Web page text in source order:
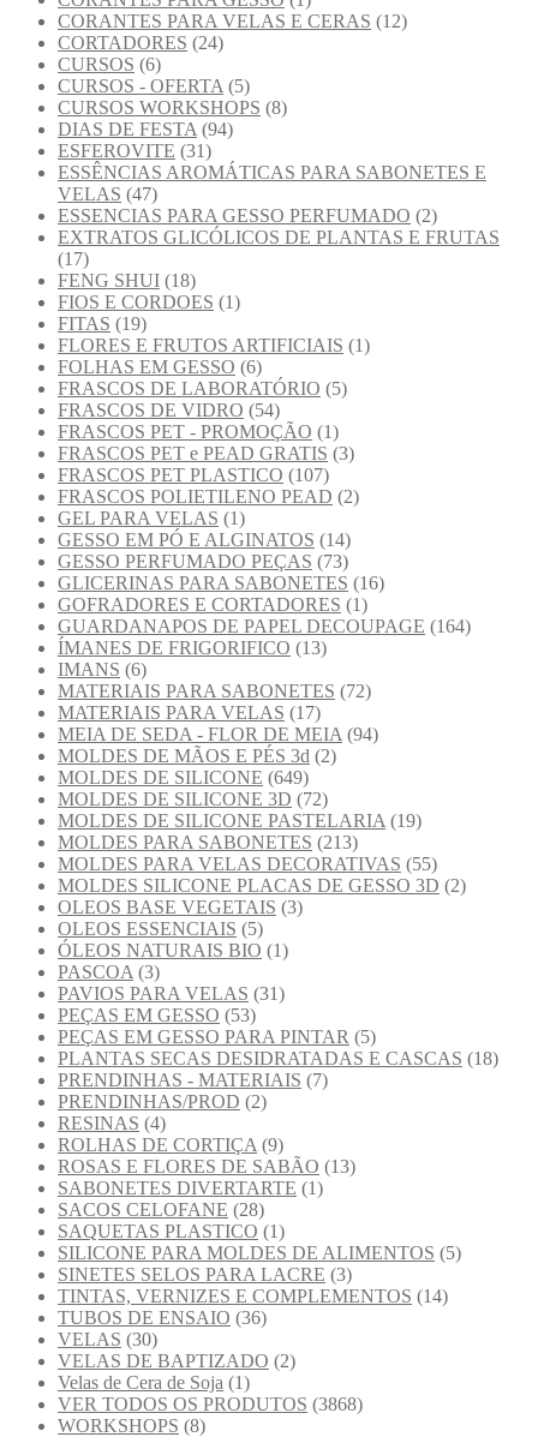
CORANTES PARA VELAS E CERAS (12)
CORTADORES (24)
CURSOS (6)
CURSOS - OFERTA (5)
CURSOS WORKSHOPS (8)
DIAS DE FESTA (94)
ESFEROVITE (31)
ESSÊNCIAS AROMÁTICAS PARA SABONETES E
VELAS (47)
ESSENCIAS PARA GESSO PERFUMADO (2)
EXTRATOS GLICÓLICOS DE PLANTAS E FRUTAS
(17)
FENG SHUI (18)
FIOS E CORDOES (1)
FITAS (19)
FLORES E FRUTOS ARTIFICIAIS (1)
FOLHAS EM GESSO (6)
FRASCOS DE LABORATÓRIO (5)
FRASCOS DE VIDRO (54)
FRASCOS PET - PROMOÇÃO (1)
FRASCOS PET e PEAD GRATIS (3)
FRASCOS PET PLASTICO (107)
FRASCOS POLIETILENO PEAD (2)
GEL PARA VELAS (1)
GESSO EM PÓ E ALGINATOS (14)
GESSO PERFUMADO PEÇAS (73)
GLICERINAS PARA SABONETES (16)
GOFRADORES E CORTADORES (1)
GUARDANAPOS DE PAPEL DECOUPAGE (164)
ÍMANES DE FRIGORIFICO (13)
IMANS (6)
MATERIAIS PARA SABONETES (72)
MATERIAIS PARA VELAS (17)
MEIA DE SEDA - FLOR DE MEIA (94)
MOLDES DE MÃOS E PÉS 3d (2)
MOLDES DE SILICONE (649)
MOLDES DE SILICONE 3D (72)
MOLDES DE SILICONE PASTELARIA (19)
MOLDES PARA SABONETES (213)
MOLDES PARA VELAS DECORATIVAS (55)
MOLDES SILICONE PLACAS DE GESSO 3D (2)
OLEOS BASE VEGETAIS (3)
OLEOS ESSENCIAIS (5)
ÓLEOS NATURAIS BIO (1)
PASCOA (3)
PAVIOS PARA VELAS (31)
PEÇAS EM GESSO (53)
PEÇAS EM GESSO PARA PINTAR (5)
PLANTAS SECAS DESIDRATADAS E CASCAS (18)
PRENDINHAS - MATERIAIS (7)
PRENDINHAS/PROD (2)
RESINAS (4)
ROLHAS DE CORTIÇA (9)
ROSAS E FLORES DE SABÃO (13)
SABONETES DIVERTARTE (1)
SACOS CELOFANE (28)
SAQUETAS PLASTICO (1)
SILICONE PARA MOLDES DE ALIMENTOS (5)
SINETES SELOS PARA LACRE (3)
TINTAS, VERNIZES E COMPLEMENTOS (14)
TUBOS DE ENSAIO (36)
VELAS (30)
VELAS DE BAPTIZADO (2)
Velas de Cera de Soja (1)
VER TODOS OS PRODUTOS (3868)
WORKSHOPS (8)